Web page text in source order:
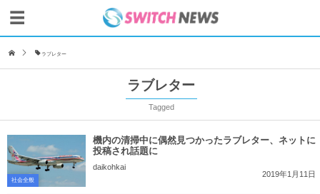
ラブレター
ラブレター
Tagged
社会全般
機内の清掃中に偶然見つかったラブレター、ネットに
投稿され話題に
daikohkai
2019年1月11日